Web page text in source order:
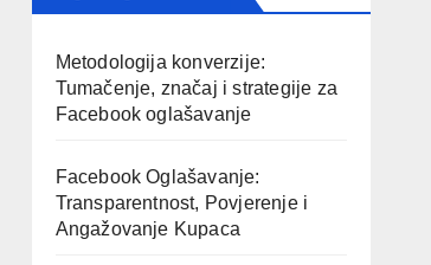
Metodologija konverzije:
Tumačenje, značaj i strategije za
Facebook oglašavanje
Facebook Oglašavanje:
Transparentnost, Povjerenje i
Angažovanje Kupaca